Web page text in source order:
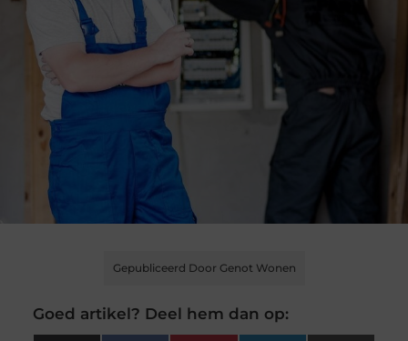
Gepubliceerd Door Genot Wonen
Goed artikel? Deel hem dan op: